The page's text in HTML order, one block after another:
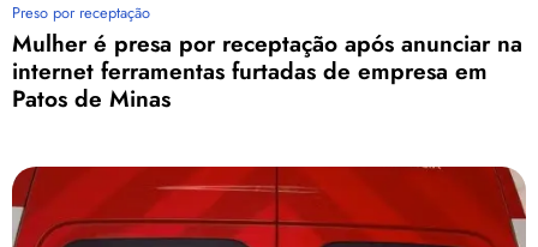
Preso por receptação
Mulher é presa por receptação após anunciar na
internet ferramentas furtadas de empresa em
Patos de Minas